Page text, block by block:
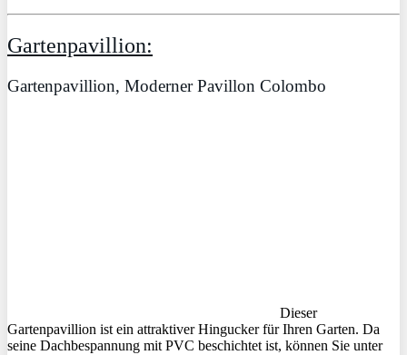
Gartenpavillion:
Gartenpavillion, Moderner Pavillon Colombo
Dieser
Gartenpavillion ist ein attraktiver Hingucker für Ihren Garten. Da
seine Dachbespannung mit PVC beschichtet ist, können Sie unter